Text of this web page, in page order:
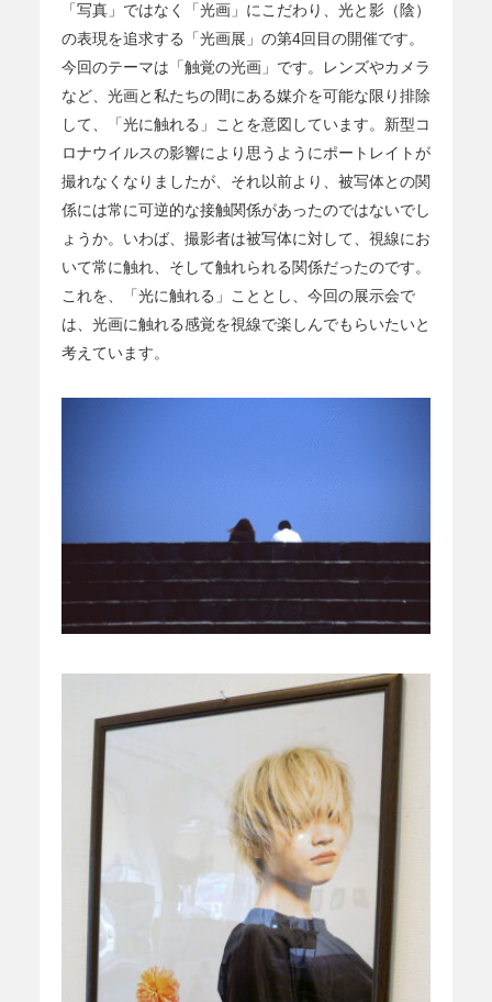
「写真」ではなく「光画」にこだわり、光と影（陰）
の表現を追求する「光画展」の第4回目の開催です。
今回のテーマは「触覚の光画」です。レンズやカメラ
など、光画と私たちの間にある媒介を可能な限り排除
して、「光に触れる」ことを意図しています。新型コ
ロナウイルスの影響により思うようにポートレイトが
撮れなくなりましたが、それ以前より、被写体との関
係には常に可逆的な接触関係があったのではないでし
ょうか。いわば、撮影者は被写体に対して、視線にお
いて常に触れ、そして触れられる関係だったのです。
これを、「光に触れる」こととし、今回の展示会で
は、光画に触れる感覚を視線で楽しんでもらいたいと
考えています。